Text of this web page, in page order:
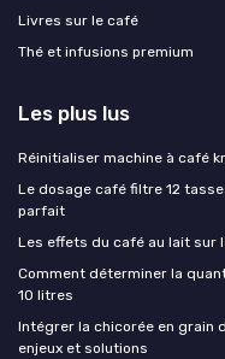
Livres sur le café
Thé et infusions premium
Les plus lus
Réinitialiser machine à café
Le dosage café filtre 12
parfait
Les effets du café au lait sur
Comment déterminer la
10 litres
Intégrer la chicorée en grain
enjeux et solutions